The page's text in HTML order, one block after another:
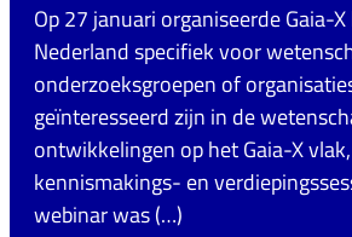
Op 27 januari organiseerde Gaia-
Nederland specifiek voor
onderzoeksgroepen of
geïnteresseerd zijn in de
ontwikkelingen op het Gaia-X
kennismakings- en
webinar was (…)